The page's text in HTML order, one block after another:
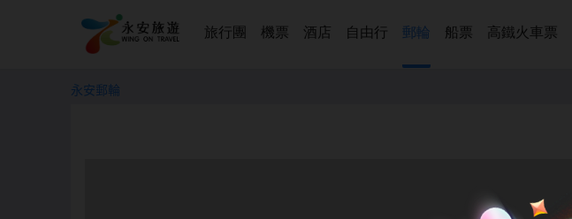
旅行團 機票 酒店 自由行 郵輪 船票 高鐵火車票
永安郵輪